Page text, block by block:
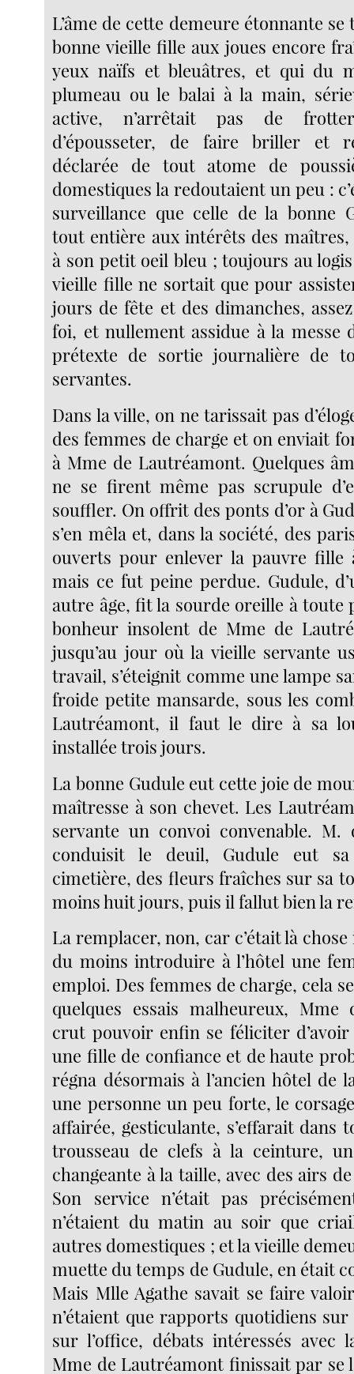
L’âme de cette demeure étonnante
bonne vieille fille aux joues encore
yeux naïfs et bleuâtres, et qui du
plumeau ou le balai à la main,
active, n’arrêtait pas de
d’épousseter, de faire briller et
déclarée de tout atome de
domestiques la redoutaient un peu :
surveillance que celle de la bonne
tout entière aux intérêts des maîtres,
à son petit oeil bleu ; toujours au
vieille fille ne sortait que pour
jours de fête et des dimanches,
foi, et nullement assidue à la messe
prétexte de sortie journalière de
servantes.
Dans la ville, on ne tarissait pas
des femmes de charge et on enviait
à Mme de Lautréamont. Quelques
ne se firent même pas scrupule
souffler. On offrit des ponts d’or à
s’en mêla et, dans la société, des
ouverts pour enlever la pauvre fille
mais ce fut peine perdue. Gudule,
autre âge, fit la sourde oreille à toute
bonheur insolent de Mme de
jusqu’au jour où la vieille servante
travail, s’éteignit comme une lampe
froide petite mansarde, sous les
Lautréamont, il faut le dire à sa
installée trois jours.
La bonne Gudule eut cette joie de
maîtresse à son chevet. Les
servante un convoi convenable. M.
conduisit le deuil, Gudule eut sa
cimetière, des fleurs fraîches sur sa
moins huit jours, puis il fallut bien la
La remplacer, non, car c’était là
du moins introduire à l’hôtel une
emploi. Des femmes de charge, cela
quelques essais malheureux, Mme
crut pouvoir enfin se féliciter
une fille de confiance et de haute
régna désormais à l’ancien hôtel de
une personne un peu forte, le
affairée, gesticulante, s’effarait dans
trousseau de clefs à la ceinture,
changeante à la taille, avec des airs
Son service n’était pas
n’étaient du matin au soir que
autres domestiques ; et la vieille
muette du temps de Gudule, en était
Mais Mlle Agathe savait se faire
n’étaient que rapports quotidiens sur
sur l’office, débats intéressés avec
Mme de Lautréamont finissait par se